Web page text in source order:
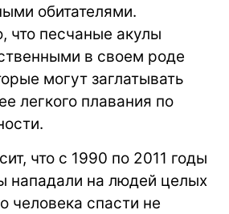
обитателями.
что песчаные акулы
в своем роде
могут заглатывать
легкого плавания по
что с 1990 по 2011 годы
нападали на людей целых
человека спасти не